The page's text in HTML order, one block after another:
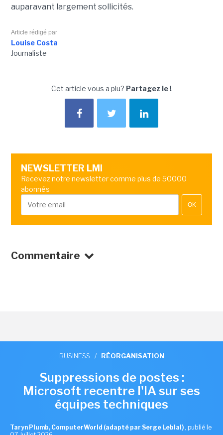
auparavant largement sollicités.
Article rédigé par
Louise Costa
Journaliste
Cet article vous a plu? Partagez le !
NEWSLETTER LMI
Recevez notre newsletter comme plus de 50000
abonnés
OK
Commentaire
BUSINESS / RÉORGANISATION
Suppressions de postes :
Microsoft recentre l'IA sur ses
équipes techniques
Taryn Plumb, ComputerWorld (adapté par Serge Leblal) , publié le